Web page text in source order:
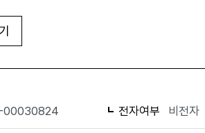
00030824 전자여부 비전자